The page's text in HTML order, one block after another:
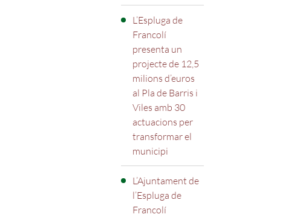
L’Espluga de
Francolí
presenta un
projecte de 12,5
milions d’euros
al Pla de Barris i
Viles amb 30
actuacions per
transformar el
municipi
L’Ajuntament de
l’Espluga de
Francolí